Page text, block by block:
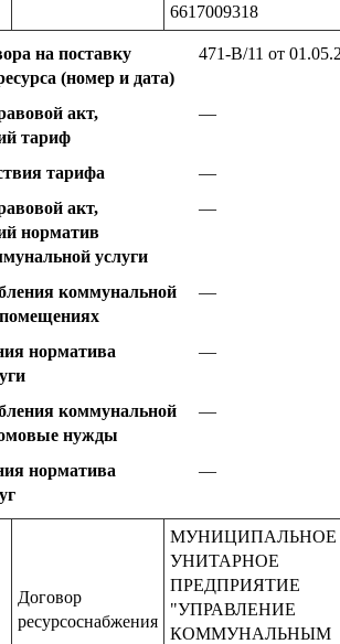
6617009318
на поставку
(номер и дата)
471-В/11 от
акт,
тариф
—
тарифа
—
акт,
норматив
услуги
—
коммунальной
—
норматива
—
коммунальной
нужды
—
норматива
—
Договор
ресурсоснабжения
МУНИЦИПАЛЬНОЕ
УНИТАРНОЕ
ПРЕДПРИЯТИЕ
"УПРАВЛЕНИЕ
КОММУНАЛЬНЫМ